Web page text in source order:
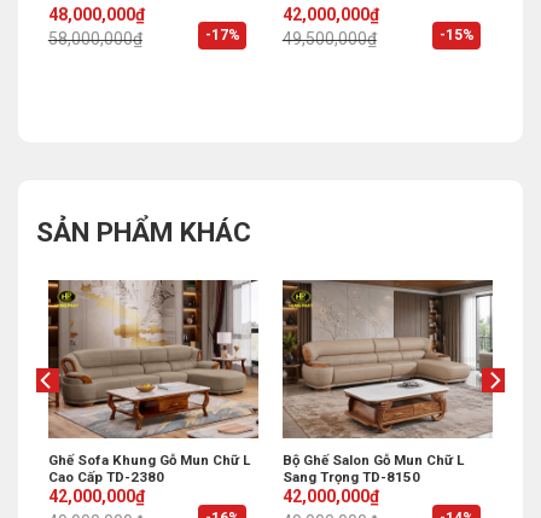
-17%
58,000,000₫
Original
price
was:
48,000,000₫
Current
price
is:
-15%
49,500,000₫
Original
price
was:
42,000,000₫
Current
price
is:
SẢN PHẨM KHÁC
Ghế Sofa Khung Gỗ Mun Chữ L
Cao Cấp TD-2380
Original
price
42,000,000₫
Current
price
Bộ Ghế Salon Gỗ Mun Chữ L
Sang Trọng TD-8150
Original
price
42,000,000₫
Current
price